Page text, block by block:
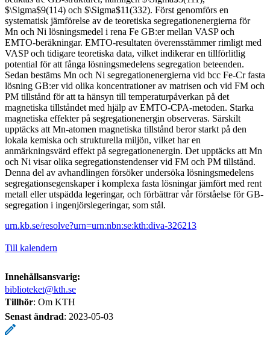
$\Sigma$9(114) och $\Sigma$11(332). Först genomförs en
systematisk jämförelse av de teoretiska segregationenergierna för
Mn och Ni lösningsmedel i rena Fe GB:er mellan VASP och
EMTO-beräkningar. EMTO-resultaten överensstämmer rimligt med
VASP och tidigare teoretiska data, vilket indikerar en tillförlitlig
potential för att fånga lösningsmedelens segregation beteenden.
Sedan bestäms Mn och Ni segregationenergierna vid bcc Fe-Cr fasta
lösning GB:er vid olika koncentrationer av matrisen och vid FM och
PM tillstånd för att ta hänsyn till temperaturpåverkan på det
magnetiska tillståndet med hjälp av EMTO-CPA-metoden. Starka
magnetiska effekter på segregationenergin observeras. Särskilt
upptäcks att Mn-atomen magnetiska tillstånd beror starkt på den
lokala kemiska och strukturella miljön, vilket har en
anmärkningsvärd effekt på segregationenergin. Det upptäcks att Mn
och Ni visar olika segregationstendenser vid FM och PM tillstånd.
Denna del av avhandlingen försöker undersöka lösningsmedelens
segregationsegenskaper i komplexa fasta lösningar jämfört med rent
metall eller utspädda legeringar, och förbättrar vår förståelse för GB-
segregation i ingenjörslegeringar, som stål.
urn.kb.se/resolve?urn=urn:nbn:se:kth:diva-326213
Till kalendern
Innehållsansvarig:
biblioteket@kth.se
Tillhör: Om KTH
Senast ändrad: 2023-05-03